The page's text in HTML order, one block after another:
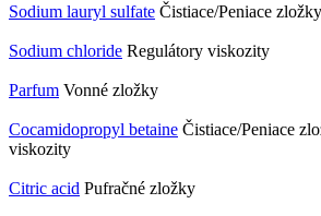
Sodium lauryl sulfate Čistiace/Peniace
Sodium chloride Regulátory viskozity
Parfum Vonné zložky
Cocamidopropyl betaine Čistiace/Peniace
viskozity
Citric acid Pufračné zložky